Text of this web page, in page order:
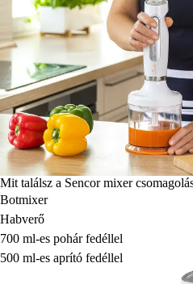
Mit találsz a Sencor mixer
Botmixer
Habverő
700 ml-es pohár fedéllel
500 ml-es aprító fedéllel